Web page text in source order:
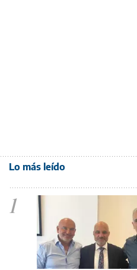
Lo más leído
1